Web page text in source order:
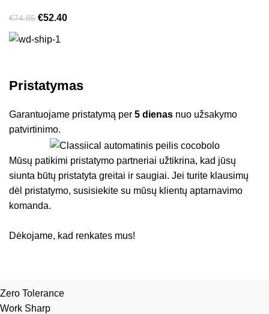
€74.85 €52.40
Pristatymas
Garantuojame pristatymą per5 dienas nuo užsakymo
patvirtinimo.
Mūsų patikimi pristatymo partneriai užtikrina, kad jūsų
siunta būtų pristatyta greitai ir saugiai. Jei turite klausimų
dėl pristatymo, susisiekite su mūsų klientų aptarnavimo
komanda.
Dėkojame, kad renkates mus!
Zero Tolerance
Work Sharp